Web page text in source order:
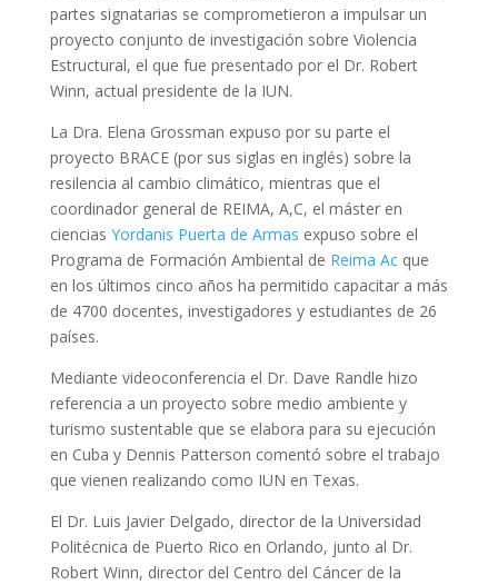
partes signatarias se comprometieron a impulsar un
proyecto conjunto de investigación sobre Violencia
Estructural, el que fue presentado por el Dr. Robert
Winn, actual presidente de la IUN.
La Dra. Elena Grossman expuso por su parte el
proyecto BRACE (por sus siglas en inglés) sobre la
resilencia al cambio climático, mientras que el
coordinador general de REIMA, A,C, el máster en
ciencias Yordanis Puerta de Armas expuso sobre el
Programa de Formación Ambiental de Reima Ac que
en los últimos cinco años ha permitido capacitar a más
de 4700 docentes, investigadores y estudiantes de 26
países.
Mediante videoconferencia el Dr. Dave Randle hizo
referencia a un proyecto sobre medio ambiente y
turismo sustentable que se elabora para su ejecución
en Cuba y Dennis Patterson comentó sobre el trabajo
que vienen realizando como IUN en Texas.
El Dr. Luis Javier Delgado, director de la Universidad
Politécnica de Puerto Rico en Orlando, junto al Dr.
Robert Winn, director del Centro del Cáncer de la